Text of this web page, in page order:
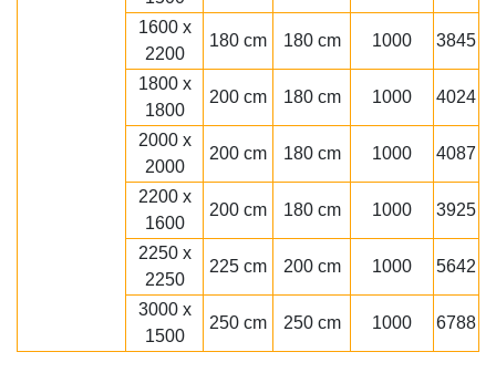
1600 x
2200
180 cm 180 cm 1000 3845
1800 x
1800
200 cm 180 cm 1000 4024
2000 x
2000
200 cm 180 cm 1000 4087
2200 x
1600
200 cm 180 cm 1000 3925
2250 x
2250
225 cm 200 cm 1000 5642
3000 x
1500
250 cm 250 cm 1000 6788